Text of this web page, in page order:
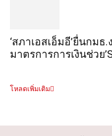
‘สภาเอสเอ็มอี’ยื่นกม
มาตรการการเงินช่วย
โหลดเพิ่มเติม